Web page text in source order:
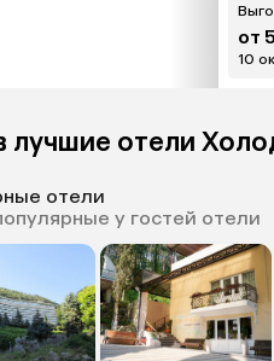
от
10
лучшие отели
отели
у гостей отели